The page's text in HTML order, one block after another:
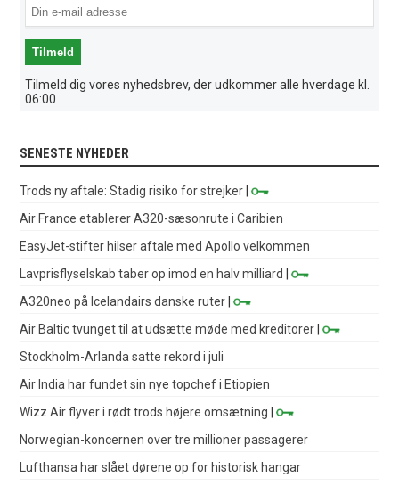
Tilmeld dig vores nyhedsbrev, der udkommer alle hverdage kl.
06:00
SENESTE NYHEDER
Trods ny aftale: Stadig risiko for strejker |
Air France etablerer A320-sæsonrute i Caribien
EasyJet-stifter hilser aftale med Apollo velkommen
Lavprisflyselskab taber op imod en halv milliard
|
A320neo på Icelandairs danske ruter |
Air Baltic tvunget til at udsætte møde med kreditorer |
Stockholm-Arlanda satte rekord i juli
Air India har fundet sin nye topchef i Etiopien
Wizz Air flyver i rødt trods højere omsætning |
Norwegian-koncernen over tre millioner passagerer
Lufthansa har slået dørene op for historisk hangar